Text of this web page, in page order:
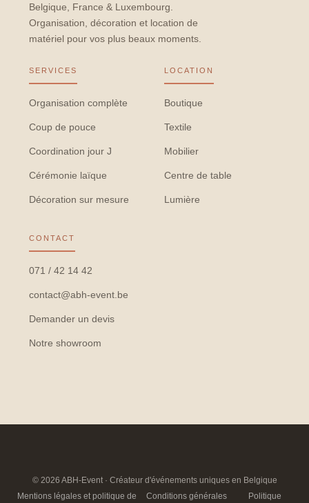
Belgique, France & Luxembourg.
Organisation, décoration et location de
matériel pour vos plus beaux moments.
SERVICES
Organisation complète
Coup de pouce
Coordination jour J
Cérémonie laïque
Décoration sur mesure
LOCATION
Boutique
Textile
Mobilier
Centre de table
Lumière
CONTACT
071 / 42 14 42
contact@abh-event.be
Demander un devis
Notre showroom
© 2026 ABH-Event · Créateur d'événements uniques en Belgique
Mentions légales et politique de
Conditions générales
Politique